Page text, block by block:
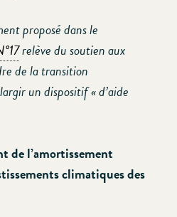
proposé dans le
relève du soutien aux
de la transition
un dispositif « d’aide
de l’amortissement
climatiques des